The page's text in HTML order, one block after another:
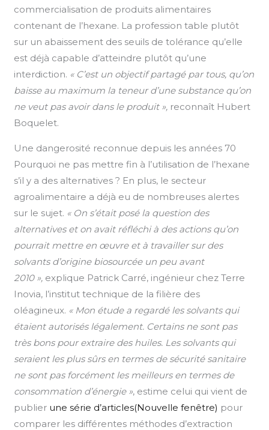
commercialisation de produits alimentaires
contenant de l’hexane. La profession table plutôt
sur un abaissement des seuils de tolérance qu’elle
est déjà capable d’atteindre plutôt qu’une
interdiction. « C’est un objectif partagé par tous, qu’on
baisse au maximum la teneur d’une substance qu’on
ne veut pas avoir dans le produit », reconnaît Hubert
Boquelet.
Une dangerosité reconnue depuis les années 70
Pourquoi ne pas mettre fin à l’utilisation de l’hexane
s’il y a des alternatives ? En plus, le secteur
agroalimentaire a déjà eu de nombreuses alertes
sur le sujet. « On s’était posé la question des
alternatives et on avait réfléchi à des actions qu’on
pourrait mettre en œuvre et à travailler sur des
solvants d’origine biosourcée un peu avant
2010 », explique Patrick Carré, ingénieur chez Terre
Inovia, l’institut technique de la filière des
oléagineux. « Mon étude a regardé les solvants qui
étaient autorisés légalement. Certains ne sont pas
très bons pour extraire des huiles. Les solvants qui
seraient les plus sûrs en termes de sécurité sanitaire
ne sont pas forcément les meilleurs en termes de
consommation d’énergie », estime celui qui vient de
publier une série d’articles(Nouvelle fenêtre) pour
comparer les différentes méthodes d’extraction